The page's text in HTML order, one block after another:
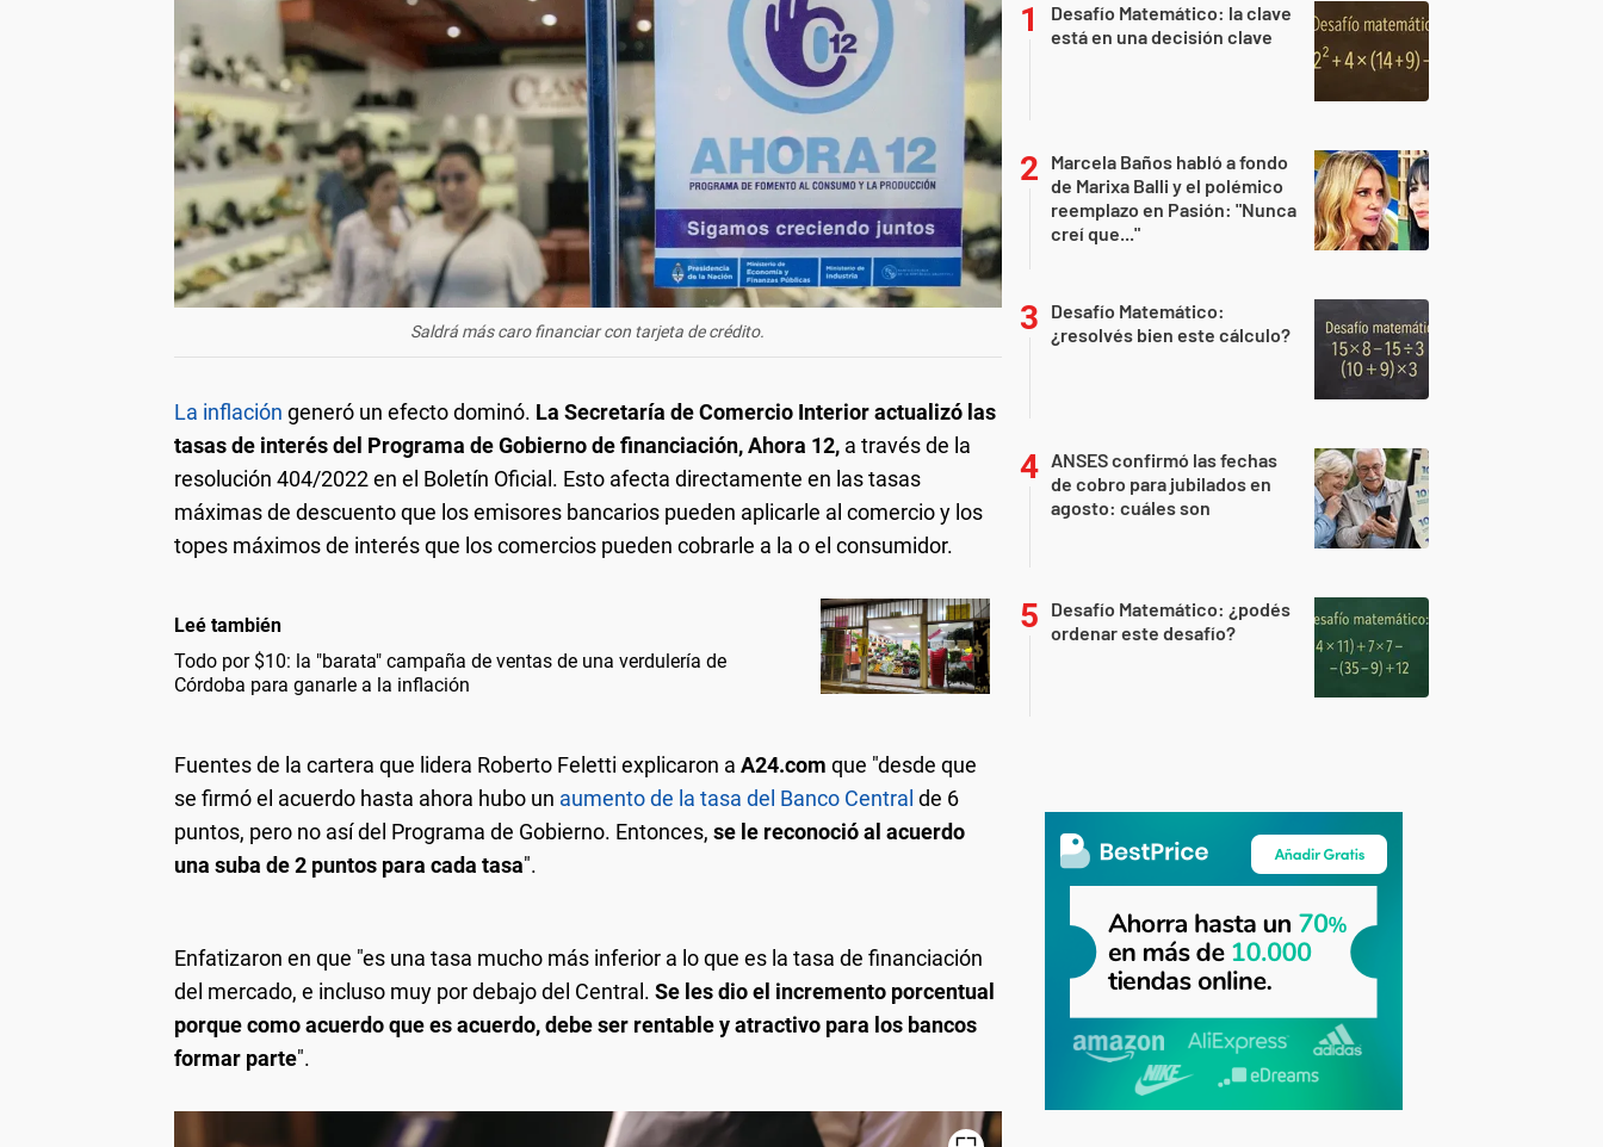
Saldrá más caro financiar con tarjeta de crédito.
La inflación generó un efecto dominó. La Secretaría de Comercio Interior actualizó las
tasas de interés del Programa de Gobierno de financiación, Ahora 12, a través de la
resolución 404/2022 en el Boletín Oficial. Esto afecta directamente en las tasas
máximas de descuento que los emisores bancarios pueden aplicarle al comercio y los
topes máximos de interés que los comercios pueden cobrarle a la o el consumidor.
Leé también
Todo por $10: la "barata" campaña de ventas de una verdulería de
Córdoba para ganarle a la inflación
Fuentes de la cartera que lidera Roberto Feletti explicaron a A24.com que "desde que
se firmó el acuerdo hasta ahora hubo un aumento de la tasa del Banco Central de 6
puntos, pero no así del Programa de Gobierno. Entonces, se le reconoció al acuerdo
una suba de 2 puntos para cada tasa".
Enfatizaron en que "es una tasa mucho más inferior a lo que es la tasa de financiación
del mercado, e incluso muy por debajo del Central. Se les dio el incremento porcentual
porque como acuerdo que es acuerdo, debe ser rentable y atractivo para los bancos
formar parte".
Desafío Matemático: la clave
está en una decisión clave
Marcela Baños habló a fondo
de Marixa Balli y el polémico
reemplazo en Pasión: "Nunca
creí que..."
Desafío Matemático:
¿resolvés bien este cálculo?
ANSES confirmó las fechas
de cobro para jubilados en
agosto: cuáles son
Desafío Matemático: ¿podés
ordenar este desafío?